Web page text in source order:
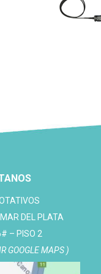
DEL PLATA
– PISO 2
GOOGLE MAPS )